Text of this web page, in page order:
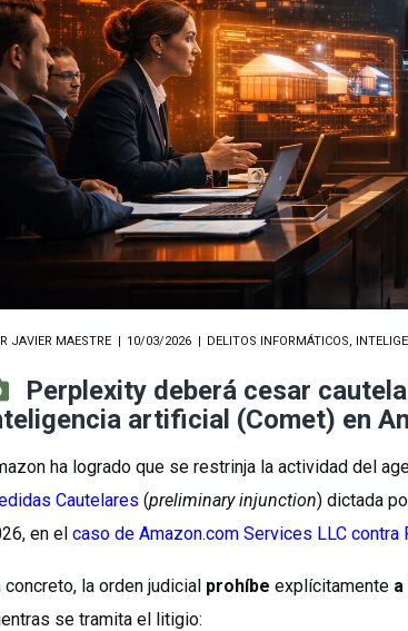
JAVIER MAESTRE 10/03/2026 DELITOS INFORMÁTICOS,
Perplexity deberá cesar
artificial (Comet) en
ha logrado que se restrinja la actividad del
Cautelares (preliminary injunction) dictada
en el caso de Amazon.com Services LLC contra
concreto, la orden judicial prohíbe explícitamente
se tramita el litigio: